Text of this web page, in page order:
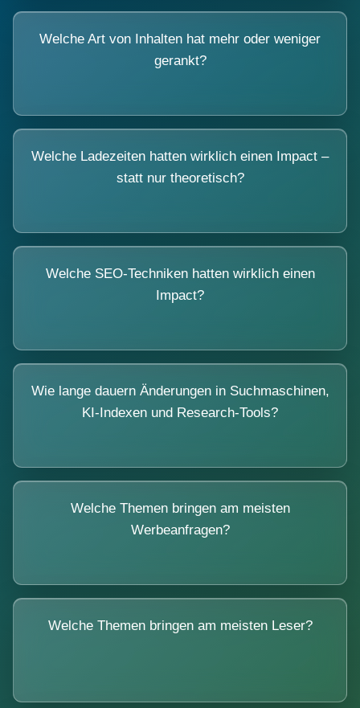
Welche Art von Inhalten hat mehr oder weniger
gerankt?
Welche Ladezeiten hatten wirklich einen Impact –
statt nur theoretisch?
Welche SEO-Techniken hatten wirklich einen
Impact?
Wie lange dauern Änderungen in Suchmaschinen,
KI-Indexen und Research-Tools?
Welche Themen bringen am meisten
Werbeanfragen?
Welche Themen bringen am meisten Leser?